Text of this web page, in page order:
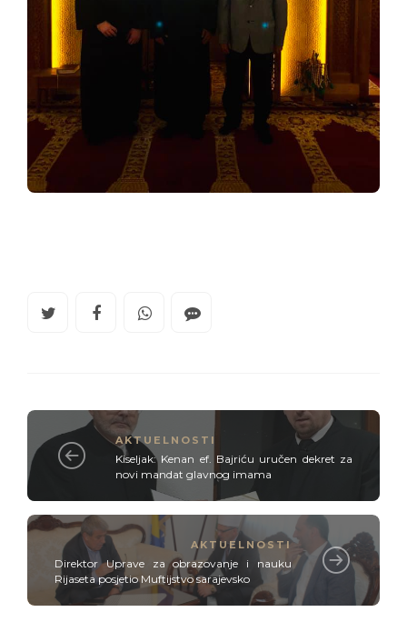
AKTUELNOSTI
Kiseljak: Kenan ef. Bajriću uručen dekret za
novi mandat glavnog imama
AKTUELNOSTI
Direktor Uprave za obrazovanje i nauku
Rijaseta posjetio Muftijstvo sarajevsko